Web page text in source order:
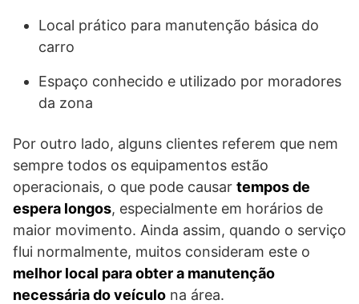
Local prático para manutenção básica do
carro
Espaço conhecido e utilizado por moradores
da zona
Por outro lado, alguns clientes referem que nem
sempre todos os equipamentos estão
operacionais, o que pode causar tempos de
espera longos, especialmente em horários de
maior movimento. Ainda assim, quando o serviço
flui normalmente, muitos consideram este o
melhor local para obter a manutenção
necessária do veículo na área.